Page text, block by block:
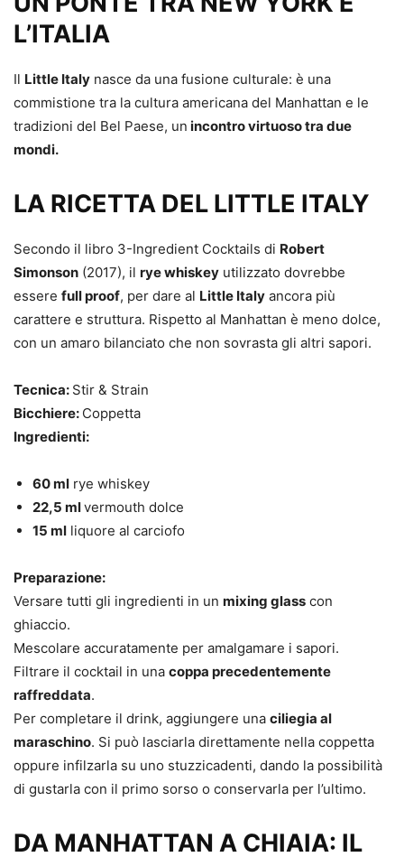
L’ITALIA
Il Little Italy nasce da una fusione culturale: è una
commistione tra la cultura americana del Manhattan e le
tradizioni del Bel Paese, un incontro virtuoso tra due
mondi.
LA RICETTA DEL LITTLE ITALY
Secondo il libro 3-Ingredient Cocktails di Robert
Simonson (2017), il rye whiskey utilizzato dovrebbe
essere full proof, per dare al Little Italy ancora più
carattere e struttura. Rispetto al Manhattan è meno dolce,
con un amaro bilanciato che non sovrasta gli altri sapori.
Tecnica: Stir & Strain
Bicchiere: Coppetta
Ingredienti:
60 ml rye whiskey
22,5 mlvermouth dolce
15 ml liquore al carciofo
Preparazione:
Versare tutti gli ingredienti in un mixing glass con
ghiaccio.
Mescolare accuratamente per amalgamare i sapori.
Filtrare il cocktail in una coppa precedentemente
raffreddata.
Per completare il drink, aggiungere una ciliegia al
maraschino. Si può lasciarla direttamente nella coppetta
oppure infilzarla su uno stuzzicadenti, dando la possibilità
di gustarla con il primo sorso o conservarla per l’ultimo.
DA MANHATTAN A CHIAIA: IL